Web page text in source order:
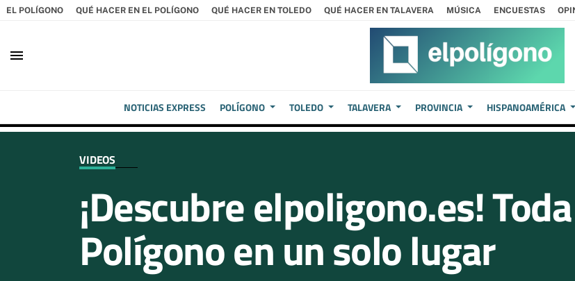
EL POLÍGONO QUÉ HACER EN EL POLÍGONO QUÉ HACER EN TOLEDO QUÉ HACER EN TALAVERA MÚSICA ENCUESTAS
menu
NOTICIAS EXPRESS POLÍGONO TOLEDO TALAVERA PROVINCIA HISPANOAMÉRICA
VIDEOS
¡Descubre elpoligono.es!
Polígono en un solo lugar